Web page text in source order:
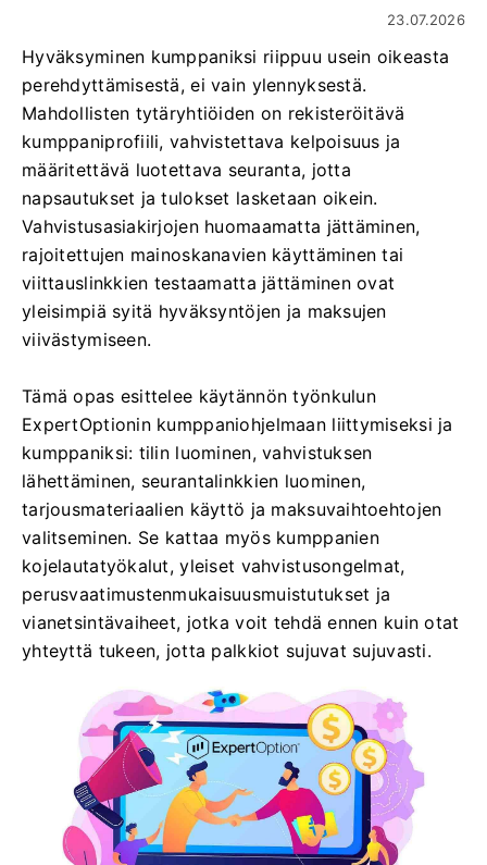
23.07.2026
Hyväksyminen kumppaniksi riippuu usein oikeasta
perehdyttämisestä, ei vain ylennyksestä.
Mahdollisten tytäryhtiöiden on rekisteröitävä
kumppaniprofiili, vahvistettava kelpoisuus ja
määritettävä luotettava seuranta, jotta
napsautukset ja tulokset lasketaan oikein.
Vahvistusasiakirjojen huomaamatta jättäminen,
rajoitettujen mainoskanavien käyttäminen tai
viittauslinkkien testaamatta jättäminen ovat
yleisimpiä syitä hyväksyntöjen ja maksujen
viivästymiseen.
Tämä opas esittelee käytännön työnkulun
ExpertOptionin kumppaniohjelmaan liittymiseksi ja
kumppaniksi: tilin luominen, vahvistuksen
lähettäminen, seurantalinkkien luominen,
tarjousmateriaalien käyttö ja maksuvaihtoehtojen
valitseminen. Se kattaa myös kumppanien
kojelautatyökalut, yleiset vahvistusongelmat,
perusvaatimustenmukaisuusmuistutukset ja
vianetsintävaiheet, jotka voit tehdä ennen kuin otat
yhteyttä tukeen, jotta palkkiot sujuvat sujuvasti.